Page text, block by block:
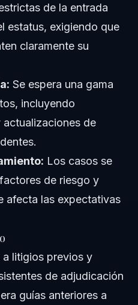
de la entrada
estatus, exigiendo que
claramente su
Se espera una gama
incluyendo
de
Los casos se
de riesgo y
afecta las expectativas
a litigios previos y
de adjudicación
guías anteriores a